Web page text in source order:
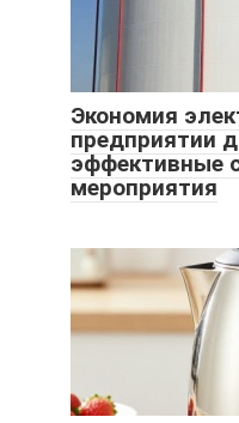
Экономия
предприятии
эффективные
мероприятия